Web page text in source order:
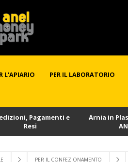
L'APIARIO PER IL LABORATORIO
Pagamenti e
Resi
Arnia in
PER IL CONFEZIONAMENTO